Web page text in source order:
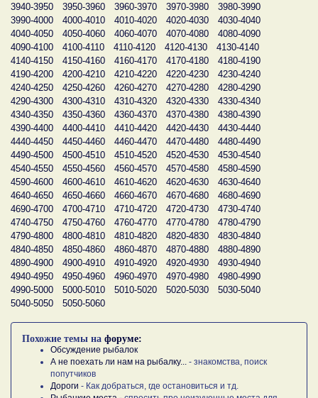
3940-3950
3950-3960 3960-3970 3970-3980
3980-3990
3990-4000
4000-4010 4010-4020 4020-4030
4030-4040
4040-4050
4050-4060 4060-4070 4070-4080
4080-4090
4090-4100
4100-4110 4110-4120 4120-4130
4130-4140
4140-4150
4150-4160 4160-4170 4170-4180
4180-4190
4190-4200
4200-4210 4210-4220 4220-4230
4230-4240
4240-4250
4250-4260 4260-4270 4270-4280
4280-4290
4290-4300
4300-4310 4310-4320 4320-4330
4330-4340
4340-4350
4350-4360 4360-4370 4370-4380
4380-4390
4390-4400
4400-4410 4410-4420 4420-4430
4430-4440
4440-4450
4450-4460 4460-4470 4470-4480
4480-4490
4490-4500
4500-4510 4510-4520 4520-4530
4530-4540
4540-4550
4550-4560 4560-4570 4570-4580
4580-4590
4590-4600
4600-4610 4610-4620 4620-4630
4630-4640
4640-4650
4650-4660 4660-4670 4670-4680
4680-4690
4690-4700
4700-4710 4710-4720 4720-4730
4730-4740
4740-4750
4750-4760 4760-4770 4770-4780
4780-4790
4790-4800
4800-4810 4810-4820 4820-4830
4830-4840
4840-4850
4850-4860 4860-4870 4870-4880
4880-4890
4890-4900
4900-4910 4910-4920 4920-4930
4930-4940
4940-4950
4950-4960 4960-4970 4970-4980
4980-4990
4990-5000
5000-5010 5010-5020 5020-5030
5030-5040
5040-5050
5050-5060
Похожие темы на форуме:
Обсуждение рыбалок
А не поехать ли нам на рыбалку...
- знакомства, поиск
попутчиков
Дороги - Как добраться, где остановиться и тд.